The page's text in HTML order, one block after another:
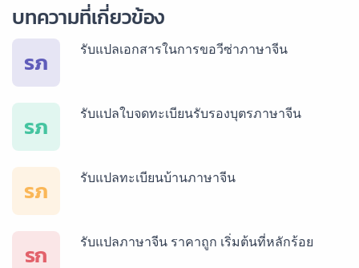
บทความที่เกี่ยวข้อง
รภ รับแปลเอกสารในการขอวีซ่าภาษาจีน
รภ รับแปลใบจดทะเบียนรับรองบุตรภาษาจีน
รภ รับแปลทะเบียนบ้านภาษาจีน
รก รับแปลภาษาจีน ราคาถูก เริ่มต้นที่หลักร้อย